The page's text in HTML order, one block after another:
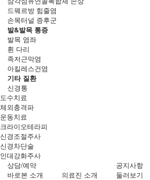
드꿰르방 힘줄염
손목터널 증후군
발&발목 통증
발목 염좌
휜 다리
족저근막염
아킬레스건염
기타 질환
신경통
도수치료
체외충격파
운동치료
크라이오테라피
신경조절주사
신경차단술
인대강화주사
상담/예약
공지사항
바로본 소개
의료진 소개 둘러보기